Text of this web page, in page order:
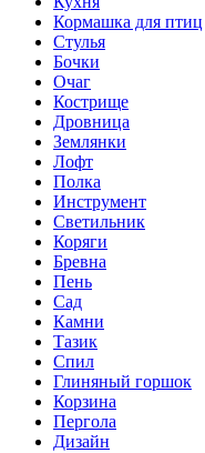
Кормашка для птиц
Стулья
Бочки
Очаг
Кострище
Дровница
Землянки
Лофт
Полка
Инструмент
Светильник
Коряги
Бревна
Пень
Сад
Камни
Тазик
Спил
Глиняный горшок
Корзина
Пергола
Дизайн